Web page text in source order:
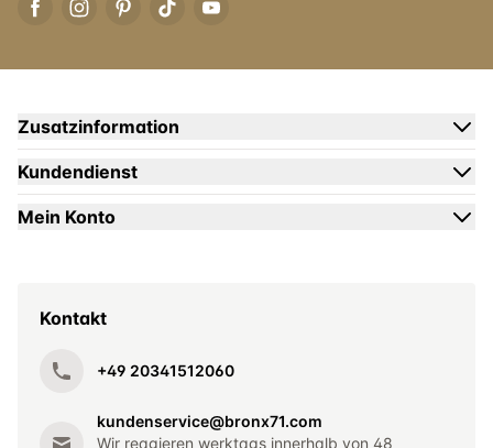
Zusatzinformation
Kundendienst
Mein Konto
Kontakt
+49 20341512060
kundenservice@bronx71.com
Wir reagieren werktags innerhalb von 48